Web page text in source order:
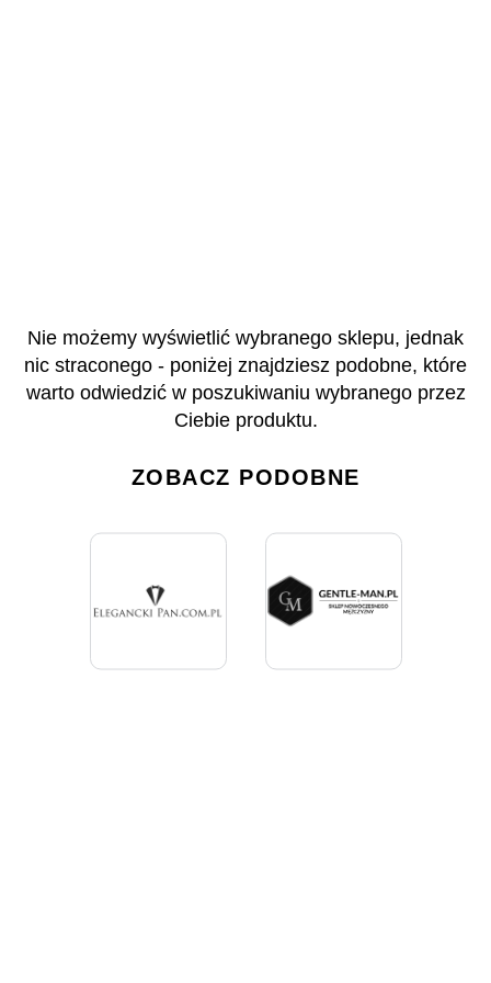
Nie możemy wyświetlić wybranego sklepu, jednak
nic straconego - poniżej znajdziesz podobne, które
warto odwiedzić w poszukiwaniu wybranego przez
Ciebie produktu.
ZOBACZ PODOBNE